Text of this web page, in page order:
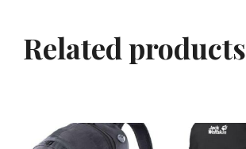
Related products